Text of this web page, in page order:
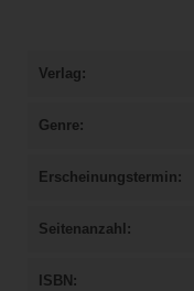
Verlag
Genre
Erscheinungstermin
Seitenanzahl
ISBN